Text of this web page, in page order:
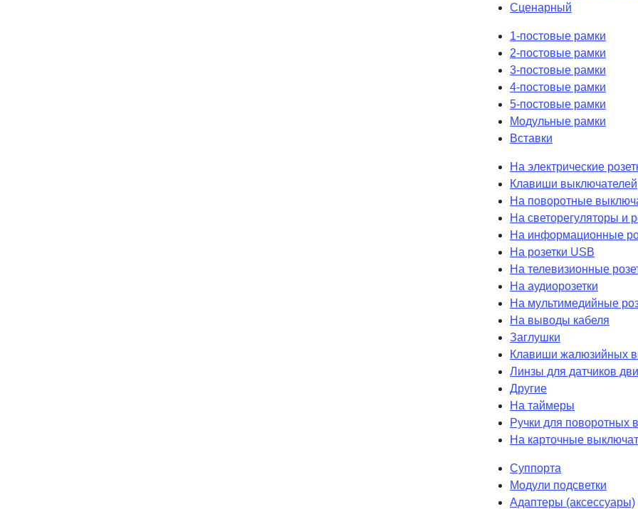
Сценарный
1-постовые рамки
2-постовые рамки
3-постовые рамки
4-постовые рамки
5-постовые рамки
Модульные рамки
Вставки
На электрические
Клавиши выключателей
На поворотные
На светорегуляторы и
На информационные
На розетки USB
На телевизионные
На аудиорозетки
На мультимедийные
На выводы кабеля
Заглушки
Клавиши жалюзийных
Линзы для датчиков
Другие
На таймеры
Ручки для поворотных
На карточные
Суппорта
Модули подсветки
Адаптеры (аксессуары)